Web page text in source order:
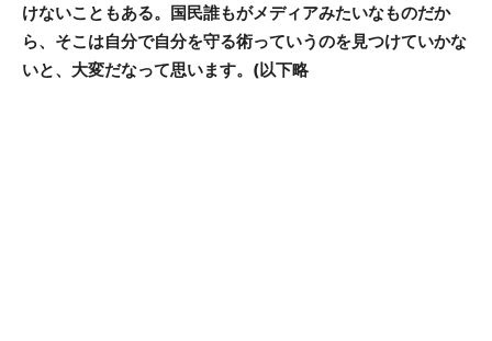
けないこともある。国民誰もがメディアみたいなものだか
ら、そこは自分で自分を守る術っていうのを見つけていかな
いと、大変だなって思います。(以下略